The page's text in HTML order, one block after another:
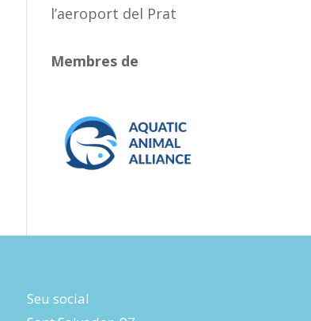
l’aeroport del Prat
Membres de
Seu social